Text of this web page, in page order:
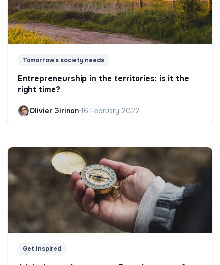
Tomorrow's society needs
Entrepreneurship in the territories: is it the
right time?
Olivier Girinon•16 February 2022
Get Inspired